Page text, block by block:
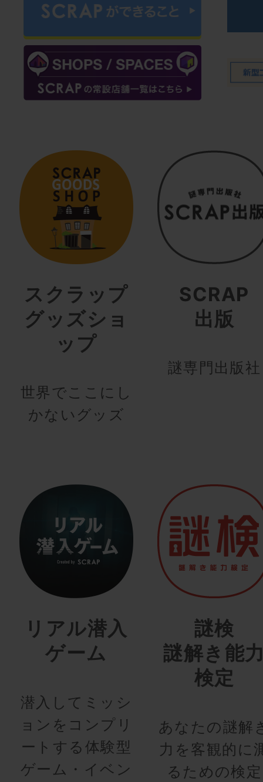
スクラップ
グッズショ
ップ
世界でここにし
かないグッズ
SCRAP
出版
謎専門出版社
リアル潜入
ゲーム
潜入してミッシ
ョンをコンプリ
ートする体験型
ゲーム・イベン
謎検
謎解き能
検定
あなたの謎解
力を客観的に
るための検定